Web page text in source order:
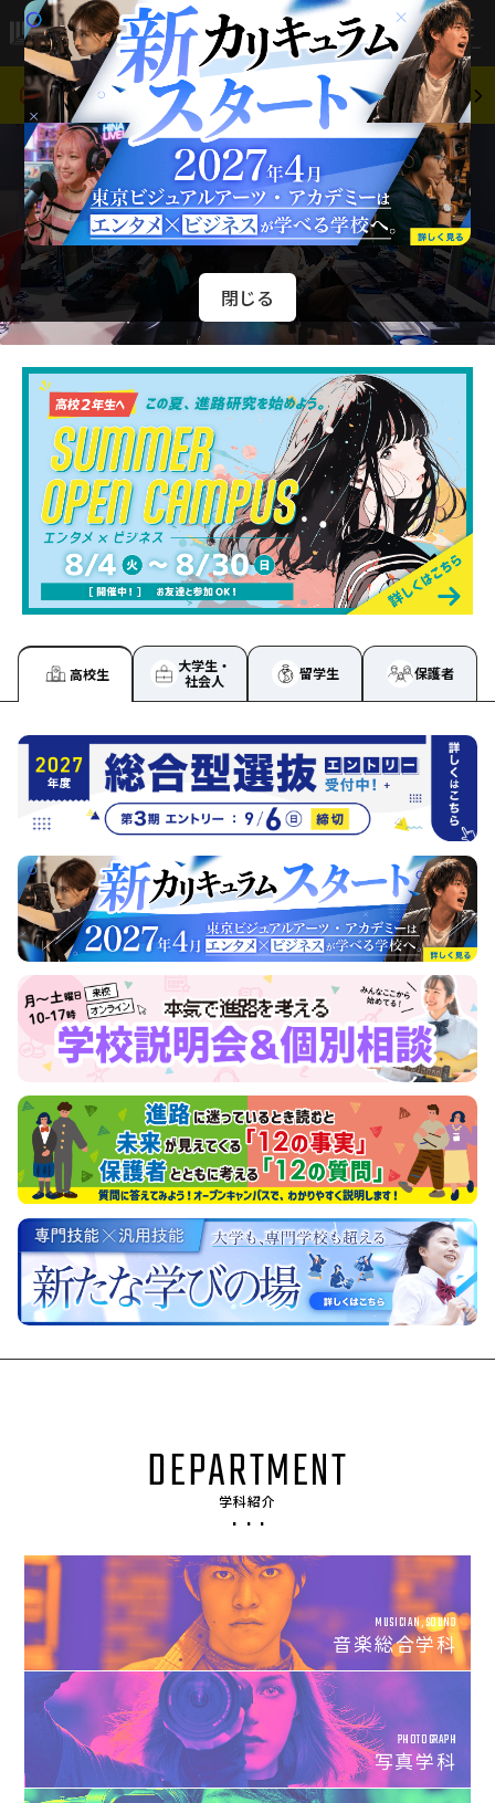
メニュー
アクセス
閉じる
2026.07.24
東京ビジュアルアーツ・アカデミー夏期閉館
のお知らせ
高校生
大学生・
社会人
留学生 保護者
DEPARTMENT
学科紹介
MUSICIAN,SOUND
音楽総合学科
PHOTOGRAPH
写真学科